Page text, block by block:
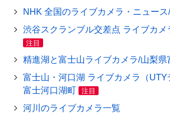
NHK 全国のライブカメラ・ニュース
渋谷スクランブル交差点 ライブカメ
注目
精進湖と富士山ライブカメラ/山梨県
富士山・河口湖 ライブカメラ（
富士河口湖町
注目
河川のライブカメラ一覧